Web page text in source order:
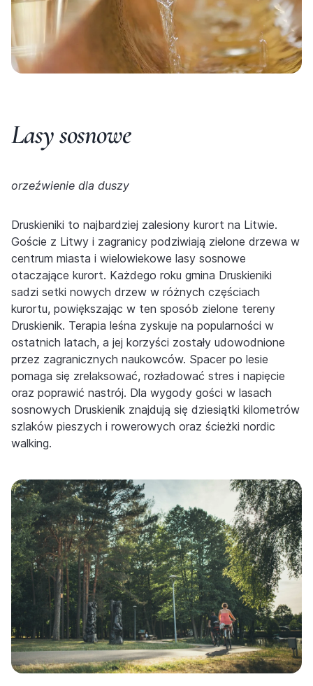
Lasy sosnowe
orzeźwienie dla duszy
Druskieniki to najbardziej zalesiony kurort na Litwie.
Goście z Litwy i zagranicy podziwiają zielone drzewa w
centrum miasta i wielowiekowe lasy sosnowe
otaczające kurort. Każdego roku gmina Druskieniki
sadzi setki nowych drzew w różnych częściach
kurortu, powiększając w ten sposób zielone tereny
Druskienik. Terapia leśna zyskuje na popularności w
ostatnich latach, a jej korzyści zostały udowodnione
przez zagranicznych naukowców. Spacer po lesie
pomaga się zrelaksować, rozładować stres i napięcie
oraz poprawić nastrój. Dla wygody gości w lasach
sosnowych Druskienik znajdują się dziesiątki kilometrów
szlaków pieszych i rowerowych oraz ścieżki nordic
walking.